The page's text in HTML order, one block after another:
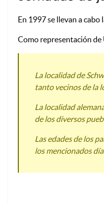
En 1997 se llevan a
Como representación
La localidad de
tanto vecinos de la
La localidad
de los diversos
Las edades de los
los mencionados